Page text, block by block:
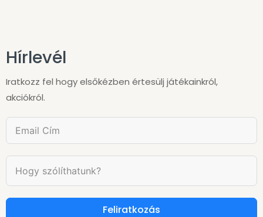
Hírlevél
Iratkozz fel hogy elsőkézben értesülj játékainkról,
akciókról.
Feliratkozás